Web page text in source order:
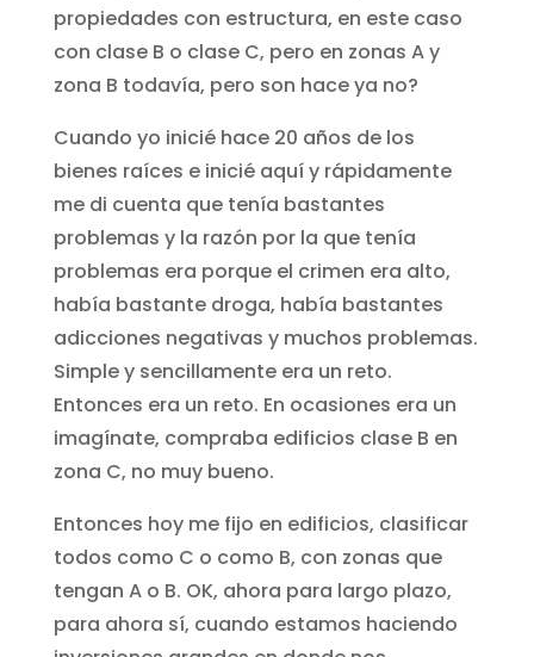
propiedades con estructura, en este caso
con clase B o clase C, pero en zonas A y
zona B todavía, pero son hace ya no?
Cuando yo inicié hace 20 años de los
bienes raíces e inicié aquí y rápidamente
me di cuenta que tenía bastantes
problemas y la razón por la que tenía
problemas era porque el crimen era alto,
había bastante droga, había bastantes
adicciones negativas y muchos problemas.
Simple y sencillamente era un reto.
Entonces era un reto. En ocasiones era un
imagínate, compraba edificios clase B en
zona C, no muy bueno.
Entonces hoy me fijo en edificios, clasificar
todos como C o como B, con zonas que
tengan A o B. OK, ahora para largo plazo,
para ahora sí, cuando estamos haciendo